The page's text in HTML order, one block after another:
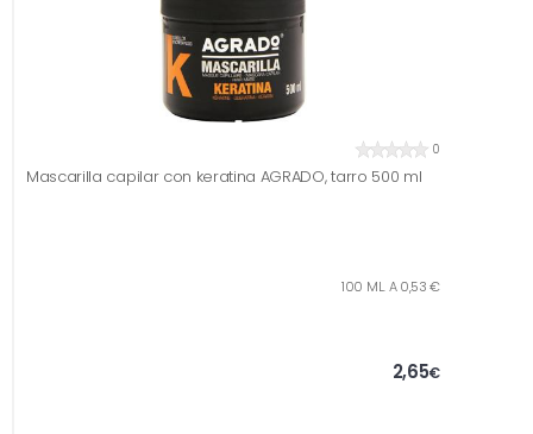
0
Mascarilla capilar con keratina AGRADO, tarro 500 ml
100 ML. A 0,53 €
2,65€